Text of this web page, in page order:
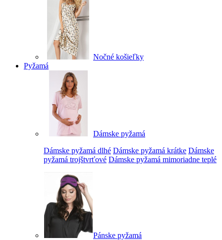
Nočné košieľky
Pyžamá
Dámske pyžamá
Dámske pyžamá dlhé Dámske pyžamá krátke Dámske
pyžamá trojštvrťové Dámske pyžamá mimoriadne teplé
Pánske pyžamá